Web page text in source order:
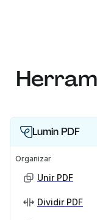
Lumin PDF
Organizar
Unir PDF
Dividir PDF